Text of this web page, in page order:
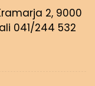
2, 9000
041/244 532